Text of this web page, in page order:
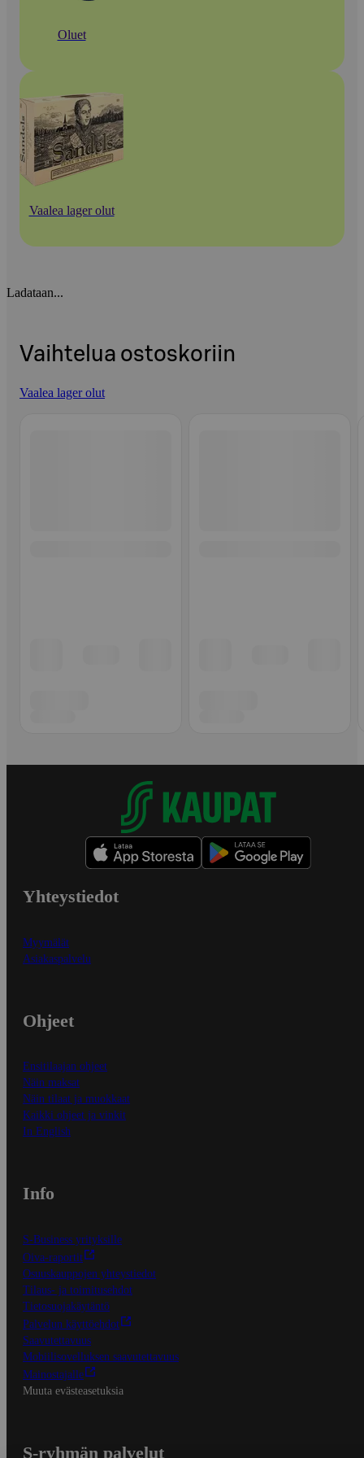
Oluet
Vaalea lager olut
Ladataan...
Vaihtelua ostoskoriin
Vaalea lager olut
Yhteystiedot
Myymälät
Asiakaspalvelu
Ohjeet
Ensitilaajan ohjeet
Näin maksat
Näin tilaat ja muokkaat
Kaikki ohjeet ja vinkit
In English
Info
S-Business yrityksille
Oiva-raportit
Osuuskauppojen yhteystiedot
Tilaus- ja toimitusehdot
Tietosuojakäytäntö
Palvelun käyttöehdot
Saavutettavuus
Mobiilisovelluksen saavutettavuus
Mainostajalle
Muuta evästeasetuksia
S-ryhmän palvelut